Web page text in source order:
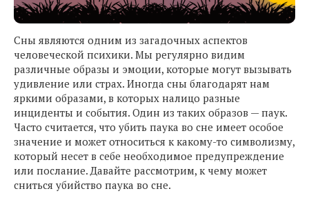
Сны являются одним из загадочных аспектов
человеческой психики. Мы регулярно видим
различные образы и эмоции, которые могут вызывать
удивление или страх. Иногда сны благодарят нам
яркими образами, в которых налицо разные
инциденты и события. Один из таких образов — паук.
Часто считается, что убить паука во сне имеет особое
значение и может относиться к какому-то символизму,
который несет в себе необходимое предупреждение
или послание. Давайте рассмотрим, к чему может
сниться убийство паука во сне.